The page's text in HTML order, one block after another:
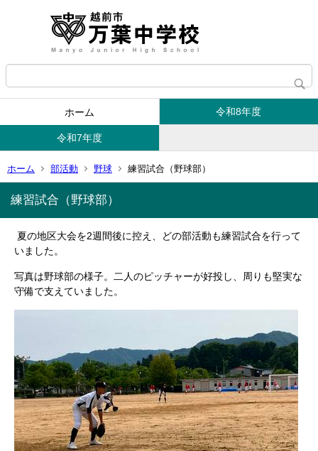
ホーム 令和8年度
令和7年度
ホーム 部活動 野球 練習試合（野球部）
練習試合（野球部）
夏の地区大会を2週間後に控え、どの部活動も練習試合を行って
いました。
写真は野球部の様子。二人のピッチャーが好投し、周りも堅実な
守備で支えていました。